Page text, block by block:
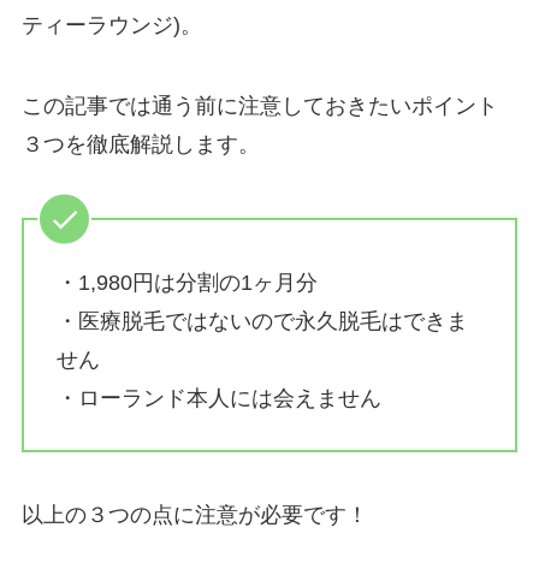
ティーラウンジ)。
この記事では通う前に注意しておきたいポイント
３つを徹底解説します。
・1,980円は分割の1ヶ月分
・医療脱毛ではないので永久脱毛はできま
せん
・ローランド本人には会えません
以上の３つの点に注意が必要です！